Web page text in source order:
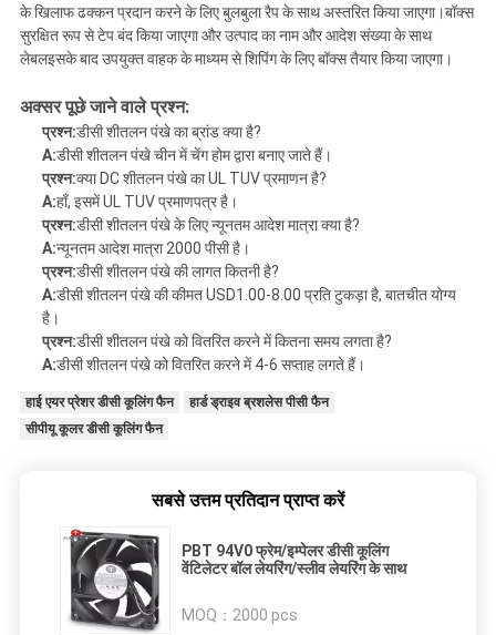
के खिलाफ ढक्कन प्रदान करने के लिए बुलबुला रैप के साथ अस्तरित किया जाएगा।बॉक्स
सुरक्षित रूप से टेप बंद किया जाएगा और उत्पाद का नाम और आदेश संख्या के साथ
लेबलइसके बाद उपयुक्त वाहक के माध्यम से शिपिंग के लिए बॉक्स तैयार किया जाएगा।
अक्सर पूछे जाने वाले प्रश्न:
प्रश्न:डीसी शीतलन पंखे का ब्रांड क्या है?
A:डीसी शीतलन पंखे चीन में चेंग होम द्वारा बनाए जाते हैं।
प्रश्न:क्या DC शीतलन पंखे का UL TUV प्रमाणन है?
A:हाँ, इसमें UL TUV प्रमाणपत्र है।
प्रश्न:डीसी शीतलन पंखे के लिए न्यूनतम आदेश मात्रा क्या है?
A:न्यूनतम आदेश मात्रा 2000 पीसी है।
प्रश्न:डीसी शीतलन पंखे की लागत कितनी है?
A:डीसी शीतलन पंखे की कीमत USD1.00-8.00 प्रति टुकड़ा है, बातचीत योग्य
है।
प्रश्न:डीसी शीतलन पंखे को वितरित करने में कितना समय लगता है?
A:डीसी शीतलन पंखे को वितरित करने में 4-6 सप्ताह लगते हैं।
हाई एयर प्रेशर डीसी कूलिंग फैन
हार्ड ड्राइव ब्रशलेस पीसी फैन
सीपीयू कूलर डीसी कूलिंग फैन
सबसे उत्तम प्रतिदान प्राप्त करें
PBT 94V0 फ्रेम/इम्पेलर डीसी कूलिंग
वेंटिलेटर बॉल लेयरिंग/स्लीव लेयरिंग के साथ
MOQ： 2000 pcs